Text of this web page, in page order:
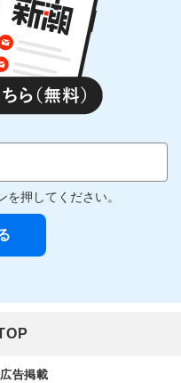
押してください。
広告掲載